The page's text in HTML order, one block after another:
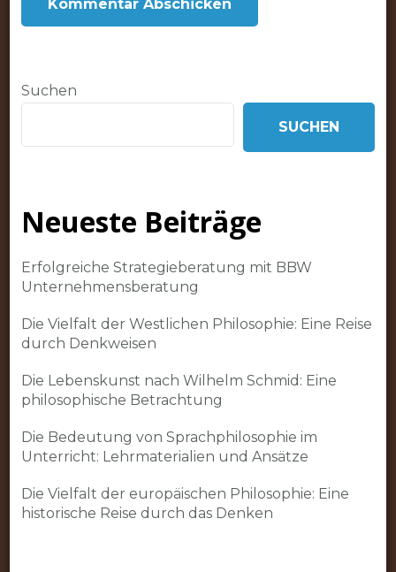
Suchen
SUCHEN
Neueste Beiträge
Erfolgreiche Strategieberatung mit BBW
Unternehmensberatung
Die Vielfalt der Westlichen Philosophie: Eine Reise
durch Denkweisen
Die Lebenskunst nach Wilhelm Schmid: Eine
philosophische Betrachtung
Die Bedeutung von Sprachphilosophie im
Unterricht: Lehrmaterialien und Ansätze
Die Vielfalt der europäischen Philosophie: Eine
historische Reise durch das Denken